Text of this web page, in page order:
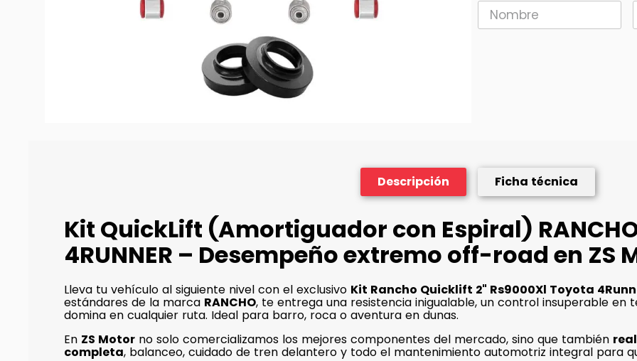
Descripción Ficha técnica
Kit QuickLift (Amortiguador con Espiral)
4RUNNER – Desempeño extremo off-road en ZS
Lleva tu vehículo al siguiente nivel con el exclusivo Kit Rancho Quicklift 2" Rs9000Xl Toyota
estándares de la marca RANCHO, te entrega una resistencia inigualable, un control insuperable en
domina en cualquier ruta. Ideal para barro, roca o aventura en dunas.
En ZS Motor no solo comercializamos los mejores componentes del mercado, sino que también
completa, balanceo, cuidado de tren delantero y todo el mantenimiento automotriz integral para